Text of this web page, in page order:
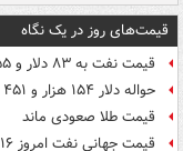
قیمت‌های روز در یک نگاه
قیمت نفت به ۸۳ دلار و ۵۵ سنت در هر بشکه رسید
حواله دلار ۱۵۴ هزار و ۴۵۱ تومان شد
قیمت طلا صعودی ماند
قیمت جهانی نفت امروز ۱۶ مرداد